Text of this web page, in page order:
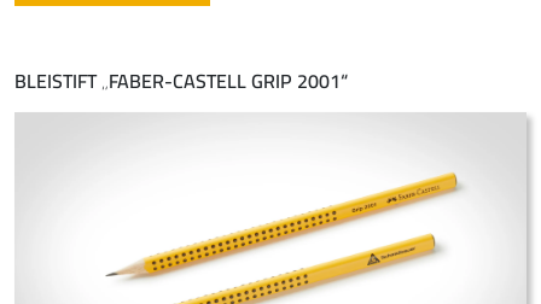
BLEISTIFT „FABER-CASTELL GRIP 2001“